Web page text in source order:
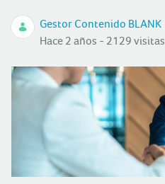
Gestor Contenido BLANK
Hace 2 años - 2129 visitas